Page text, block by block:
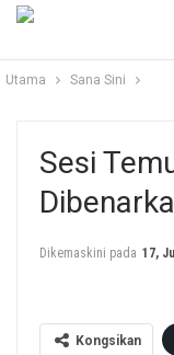
Utama Sana Sini
Sesi
Dikemaskini pada 17,
Kongsikan